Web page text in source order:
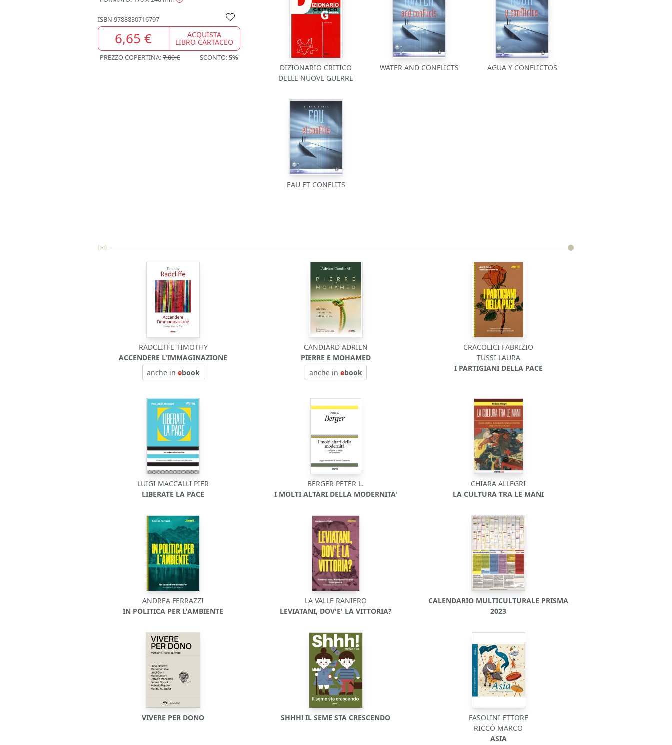
ISBN 9788830716797
6,65 € ACQUISTA
LIBRO CARTACEO
PREZZO COPERTINA:7,00 € SCONTO:5%
DIZIONARIO CRITICO
DELLE NUOVE GUERRE
WATER AND CONFLICTS AGUA Y CONFLICTOS
EAU ET CONFLITS
RADCLIFFE TIMOTHY
ACCENDERE L'IMMAGINAZIONE
anche in ebook
CANDIARD ADRIEN
PIERRE E MOHAMED
anche in ebook
CRACOLICI FABRIZIO
TUSSI LAURA
I PARTIGIANI DELLA PACE
LUIGI MACCALLI PIER
LIBERATE LA PACE
BERGER PETER L.
I MOLTI ALTARI DELLA MODERNITA'
CHIARA ALLEGRI
LA CULTURA TRA LE MANI
ANDREA FERRAZZI
IN POLITICA PER L'AMBIENTE
LA VALLE RANIERO
LEVIATANI, DOV'E' LA VITTORIA?
CALENDARIO MULTICULTURALE PRISMA
2023
VIVERE PER DONO SHHH! IL SEME STA CRESCENDO
FASOLINI ETTORE
RICCÒ MARCO
ASIA